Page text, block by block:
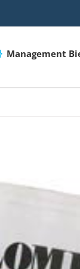
Management